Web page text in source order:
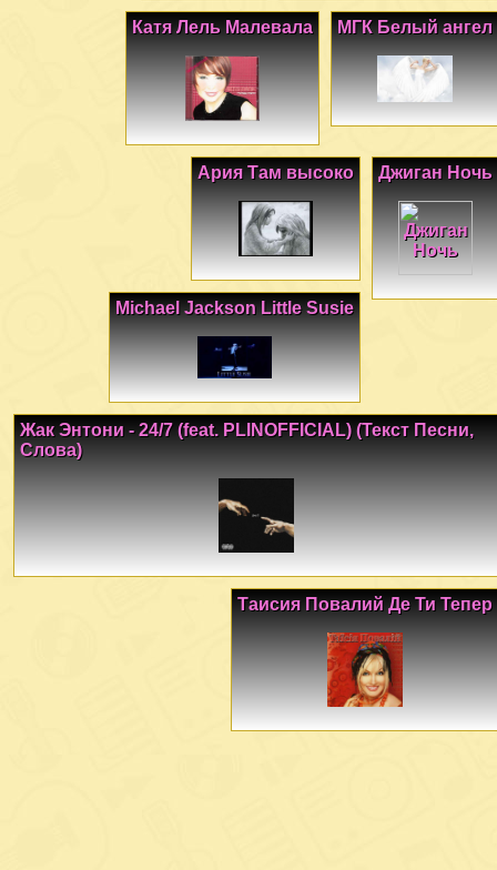
МГК Белый ангел
Катя Лель Малевала
Джиган Ночь
Ария Там высоко
Michael Jackson Little Susie
Жак Энтони - 24/7 (feat. PLINOFFICIAL) (Текст Песни,
Слова)
Таисия Повалий Де Ти Тепер